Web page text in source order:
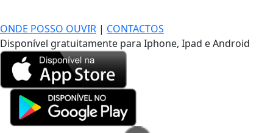
ONDE POSSO OUVIR | CONTACTOS
Disponível gratuitamente para Iphone, Ipad e Android